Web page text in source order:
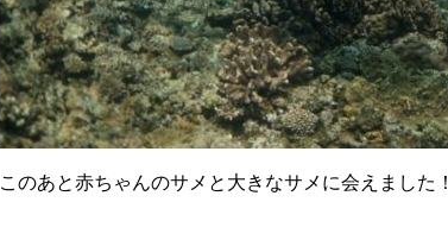
このあと赤ちゃんのサメと大きなサメに会えました！